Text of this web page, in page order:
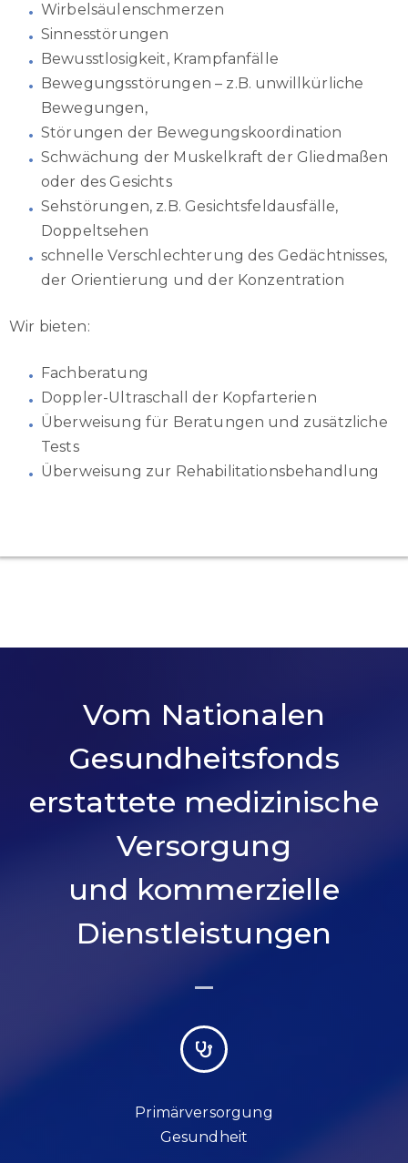
Wirbelsäulenschmerzen
Sinnesstörungen
Bewusstlosigkeit, Krampfanfälle
Bewegungsstörungen – z.B. unwillkürliche
Bewegungen,
Störungen der Bewegungskoordination
Schwächung der Muskelkraft der Gliedmaßen
oder des Gesichts
Sehstörungen, z.B. Gesichtsfeldausfälle,
Doppeltsehen
schnelle Verschlechterung des Gedächtnisses,
der Orientierung und der Konzentration
Wir bieten:
Fachberatung
Doppler-Ultraschall der Kopfarterien
Überweisung für Beratungen und zusätzliche
Tests
Überweisung zur Rehabilitationsbehandlung
Vom Nationalen
Gesundheitsfonds
erstattete medizinische
Versorgung
und kommerzielle
Dienstleistungen
Primärversorgung
Gesundheit